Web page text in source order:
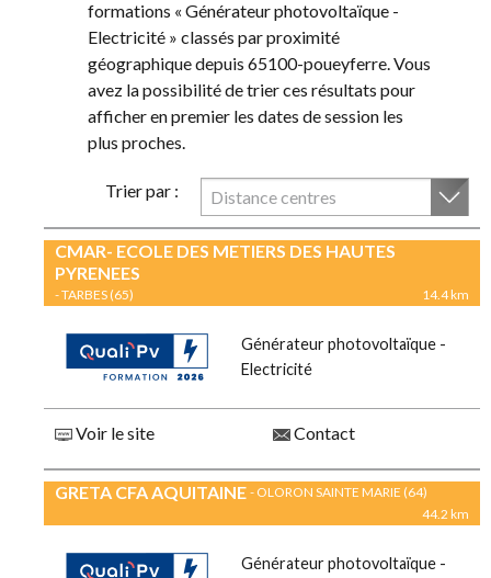
formations « Générateur photovoltaïque -
Electricité » classés par proximité
géographique depuis 65100-poueyferre. Vous
avez la possibilité de trier ces résultats pour
afficher en premier les dates de session les
plus proches.
Trier par : Distance centres
CMAR- ECOLE DES METIERS DES HAUTES
PYRENEES
- TARBES (65) 14.4 km
Générateur photovoltaïque -
Electricité
Voir le site Contact
GRETA CFA AQUITAINE - OLORON SAINTE MARIE (64)
44.2 km
Générateur photovoltaïque -